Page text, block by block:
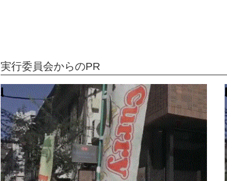
実行委員会からのPR